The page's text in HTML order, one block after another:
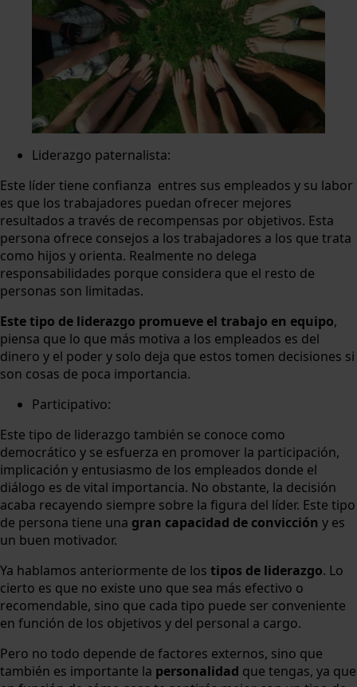
Liderazgo paternalista:
Este líder tiene confianza entres sus empleados y su labor
es que los trabajadores puedan ofrecer mejores
resultados a través de recompensas por objetivos. Esta
persona ofrece consejos a los trabajadores a los que trata
como hijos y orienta. Realmente no delega
responsabilidades porque considera que el resto de
personas son limitadas.
Este tipo de liderazgo promueve el trabajo en equipo,
piensa que lo que más motiva a los empleados es del
dinero y el poder y solo deja que estos tomen decisiones si
son cosas de poca importancia.
Participativo:
Este tipo de liderazgo también se conoce como
democrático y se esfuerza en promover la participación,
implicación y entusiasmo de los empleados donde el
diálogo es de vital importancia. No obstante, la decisión
acaba recayendo siempre sobre la figura del líder. Este tipo
de persona tiene una gran capacidad de convicción y es
un buen motivador.
Ya hablamos anteriormente de los tipos de liderazgo. Lo
cierto es que no existe uno que sea más efectivo o
recomendable, sino que cada tipo puede ser conveniente
en función de los objetivos y del personal a cargo.
Pero no todo depende de factores externos, sino que
también es importante la personalidad que tengas, ya que